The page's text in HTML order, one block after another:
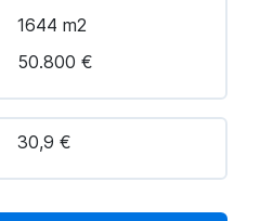
1644 m2
50.800 €
30,9 €